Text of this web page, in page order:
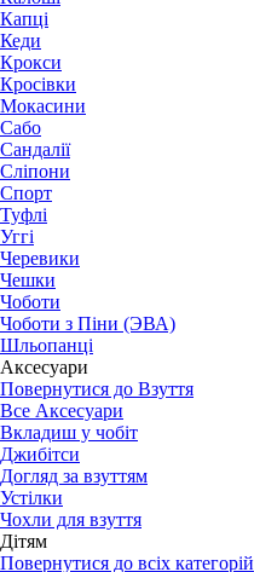
Капці
Кеди
Крокси
Кросівки
Мокасини
Сабо
Сандалії
Сліпони
Спорт
Туфлі
Уггі
Черевики
Чешки
Чоботи
Чоботи з Піни (ЭВА)
Шльопанці
Аксесуари
Повернутися до Взуття
Все Аксесуари
Вкладиш у чобіт
Джибітси
Догляд за взуттям
Устілки
Чохли для взуття
Дітям
Повернутися до всіх категорій